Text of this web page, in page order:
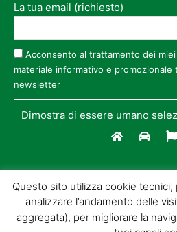
La tua email (richiesto)
Acconsento al trattamento dei
materiale informativo e promozionale
newsletter
Dimostra di essere umano
Questo sito utilizza cookie
analizzare l’andamento delle
aggregata), per migliorare la